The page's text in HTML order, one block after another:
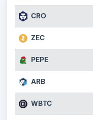
CRO
ZEC
PEPE
ARB
WBTC